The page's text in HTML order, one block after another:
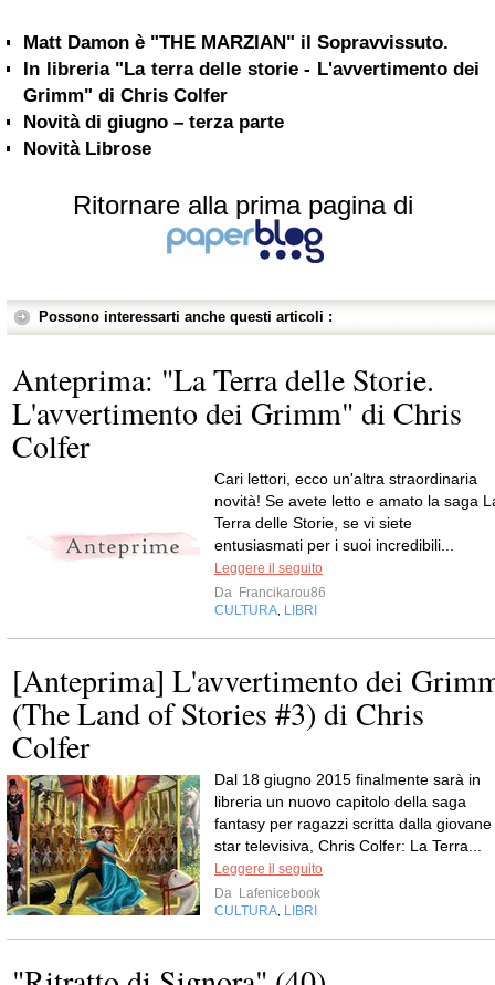
Matt Damon è "THE MARZIAN" il Sopravvissuto.
In libreria "La terra delle storie - L'avvertimento dei
Grimm" di Chris Colfer
Novità di giugno – terza parte
Novità Librose
Ritornare alla prima pagina di
Possono interessarti anche questi articoli :
Anteprima: "La Terra delle Storie.
L'avvertimento dei Grimm" di Chris
Colfer
Cari lettori, ecco un'altra straordinaria
novità! Se avete letto e amato la saga
Terra delle Storie, se vi siete
entusiasmati per i suoi incredibili...
Leggere il seguito
Da Francikarou86
CULTURA LIBRI
[Anteprima] L'avvertimento dei
(The Land of Stories #3) di Chris
Colfer
Dal 18 giugno 2015 finalmente sarà in
libreria un nuovo capitolo della saga
fantasy per ragazzi scritta dalla giovane
star televisiva, Chris Colfer: La Terra...
Leggere il seguito
Da Lafenicebook
CULTURA LIBRI